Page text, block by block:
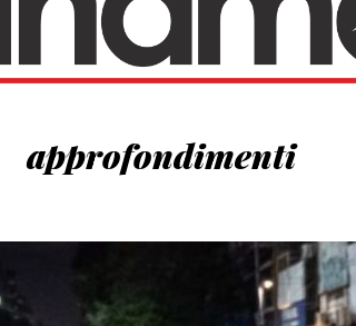
approfondimenti